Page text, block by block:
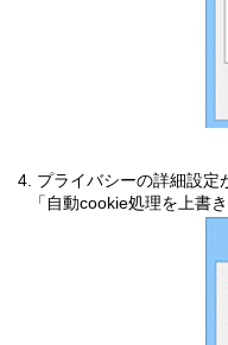
4. プライバシーの詳細設定
「自動cookie処理を上書